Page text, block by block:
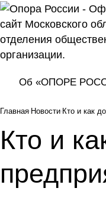
Об «ОПОРЕ
Главная Новости Кто и как
Кто и